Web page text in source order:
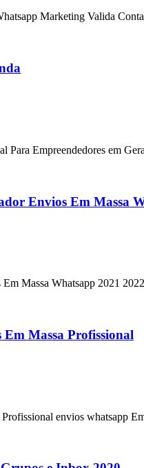
Marketing Valida
Empreendedores em
Envios Em Massa
Massa Whatsapp 2021
Massa Profissional
envios whatsapp